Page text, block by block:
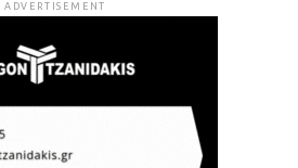
ADVERTISEMENT